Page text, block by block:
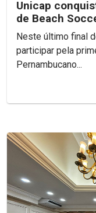
Unicap
de Beach
Neste último final
participar pela
Pernambucano...